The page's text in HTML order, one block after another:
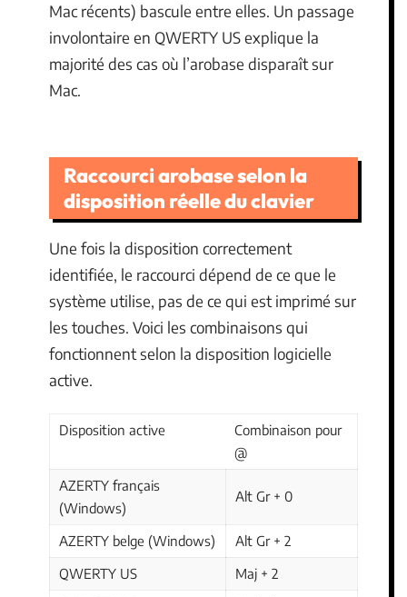
Mac récents) bascule entre elles. Un passage
involontaire en QWERTY US explique la
majorité des cas où l’arobase disparaît sur
Mac.
Raccourci arobase selon la
disposition réelle du clavier
Une fois la disposition correctement
identifiée, le raccourci dépend de ce que le
système utilise, pas de ce qui est imprimé sur
les touches. Voici les combinaisons qui
fonctionnent selon la disposition logicielle
active.
Disposition active
Combinaison pour
@
AZERTY français
(Windows)
Alt Gr + 0
AZERTY belge (Windows)
Alt Gr + 2
QWERTY US
Maj + 2